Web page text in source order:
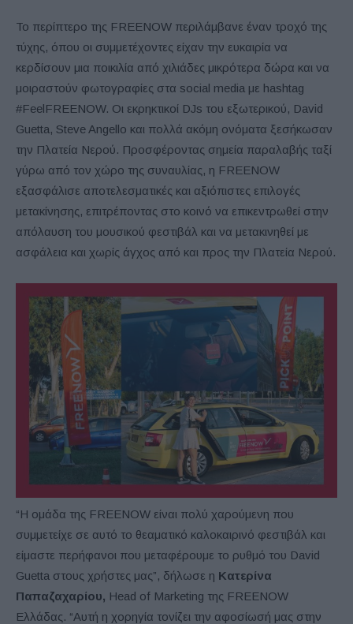
Το περίπτερο της FREENOW περιλάμβανε έναν τροχό της
τύχης, όπου οι συμμετέχοντες είχαν την ευκαιρία να
κερδίσουν μια ποικιλία από χιλιάδες μικρότερα δώρα και να
μοιραστούν φωτογραφίες στα social media με hashtag
#FeelFREENOW. Οι εκρηκτικοί DJs του εξωτερικού, David
Guetta, Steve Angello και πολλά ακόμη ονόματα ξεσήκωσαν
την Πλατεία Νερού. Προσφέροντας σημεία παραλαβής ταξί
γύρω από τον χώρο της συναυλίας, η FREENOW
εξασφάλισε αποτελεσματικές και αξιόπιστες επιλογές
μετακίνησης, επιτρέποντας στο κοινό να επικεντρωθεί στην
απόλαυση του μουσικού φεστιβάλ και να μετακινηθεί με
ασφάλεια και χωρίς άγχος από και προς την Πλατεία Νερού.
“Η ομάδα της FREENOW είναι πολύ χαρούμενη που
συμμετείχε σε αυτό το θεαματικό καλοκαιρινό φεστιβάλ και
είμαστε περήφανοι που μεταφέρουμε το ρυθμό του David
Guetta στους χρήστες μας”, δήλωσε η Κατερίνα
Παπαζαχαρίου, Head of Marketing της FREENOW
Ελλάδας. “Αυτή η χορηγία τονίζει την αφοσίωσή μας στην